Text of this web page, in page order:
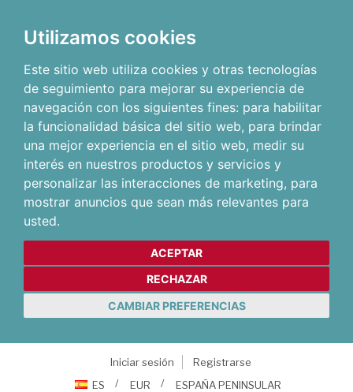
Utilizamos cookies
Este sitio web utiliza cookies y otras tecnologías
de seguimiento para mejorar su experiencia de
navegación con los siguientes fines: para habilitar
la funcionalidad básica del sitio web, para brindar
una mejor experiencia en el sitio web, medir su
interés en nuestros productos y servicios y
personalizar las interacciones de marketing, para
mostrar anuncios que sean más relevantes para
usted.
ACEPTAR
RECHAZAR
CAMBIAR PREFERENCIAS
Iniciar sesión
Registrarse
ES
EUR ESPAÑA PENINSULAR